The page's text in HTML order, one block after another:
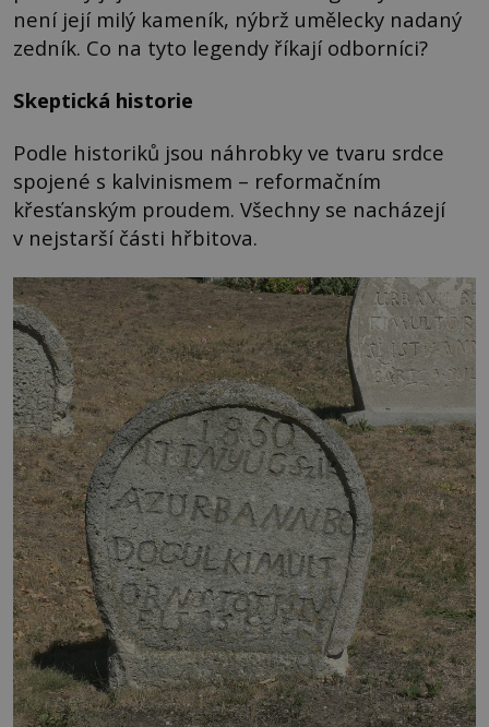
není její milý kameník, nýbrž umělecky nadaný
zedník. Co na tyto legendy říkají odborníci?
Skeptická historie
Podle historiků jsou náhrobky ve tvaru srdce
spojené s kalvinismem – reformačním
křesťanským proudem. Všechny se nacházejí
v nejstarší části hřbitova.